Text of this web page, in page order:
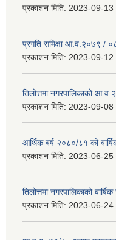
प्रकाशन मिति: 2023-09-13
प्रगति समिक्षा आ.व.२०७९ /
प्रकाशन मिति: 2023-09-12
तिलोत्तमा नगरपालिकाको
प्रकाशन मिति: 2023-09-08
आर्थिक बर्ष २०८०/८१ को
प्रकाशन मिति: 2023-06-25
तिलोत्तमा नगरपालिकाको
प्रकाशन मिति: 2023-06-24